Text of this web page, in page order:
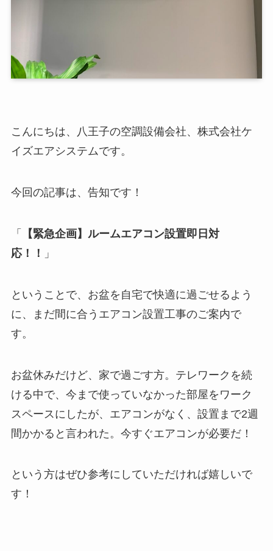
こんにちは、八王子の空調設備会社、株式会社ケ
イズエアシステムです。
今回の記事は、告知です！
「
【緊急企画】ルームエアコン設置即日対
応！！
」
ということで、お盆を自宅で快適に過ごせるよう
に、まだ間に合うエアコン設置工事のご案内で
す。
お盆休みだけど、家で過ごす方。テレワークを続
ける中で、今まで使っていなかった部屋をワーク
スペースにしたが、エアコンがなく、設置まで2週
間かかると言われた。今すぐエアコンが必要だ！
という方はぜひ参考にしていただければ嬉しいで
す！